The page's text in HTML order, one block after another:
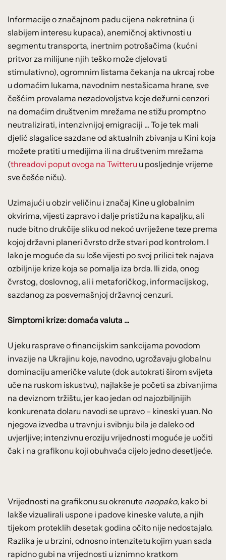
Informacije o značajnom padu cijena nekretnina (i
slabijem interesu kupaca), anemičnoj aktivnosti u
segmentu transporta, inertnim potrošačima (kućni
pritvor za milijune njih teško može djelovati
stimulativno), ogromnim listama čekanja na ukrcaj robe
u domaćim lukama, navodnim nestašicama hrane, sve
češćim provalama nezadovoljstva koje dežurni cenzori
na domaćim društvenim mrežama ne stižu promptno
neutralizirati, intenzivnijoj emigraciji … To je tek mali
djelić slagalice sazdane od aktualnih zbivanja u Kini koja
možete pratiti u medijima ili na društvenim mrežama
(threadovi poput ovoga na Twitteru u posljednje vrijeme
sve češće niču).
Uzimajući u obzir veličinu i značaj Kine u globalnim
okvirima, vijesti zapravo i dalje pristižu na kapaljku, ali
nude bitno drukčije sliku od nekoć uvriježene teze prema
kojoj državni planeri čvrsto drže stvari pod kontrolom. I
lako je moguće da su loše vijesti po svoj prilici tek najava
ozbiljnije krize koja se pomalja iza brda. Ili zida, onog
čvrstog, doslovnog, ali i metaforičkog, informacijskog,
sazdanog za posvemašnjoj državnoj cenzuri.
Simptomi krize: domaća valuta …
U jeku rasprave o financijskim sankcijama povodom
invazije na Ukrajinu koje, navodno, ugrožavaju globalnu
dominaciju američke valute (dok autokrati širom svijeta
uče na ruskom iskustvu), najlakše je početi sa zbivanjima
na deviznom tržištu, jer kao jedan od najozbiljnijih
konkurenata dolaru navodi se upravo – kineski yuan. No
njegova izvedba u travnju i svibnju bila je daleko od
uvjerljive; intenzivnu eroziju vrijednosti moguće je uočiti
čak i na grafikonu koji obuhvaća cijelo jedno desetljeće.
Vrijednosti na grafikonu su okrenute naopako, kako bi
lakše vizualirali uspone i padove kineske valute, a njih
tijekom proteklih desetak godina očito nije nedostajalo.
Razlika je u brzini, odnosno intenzitetu kojim yuan sada
rapidno gubi na vrijednosti u iznimno kratkom